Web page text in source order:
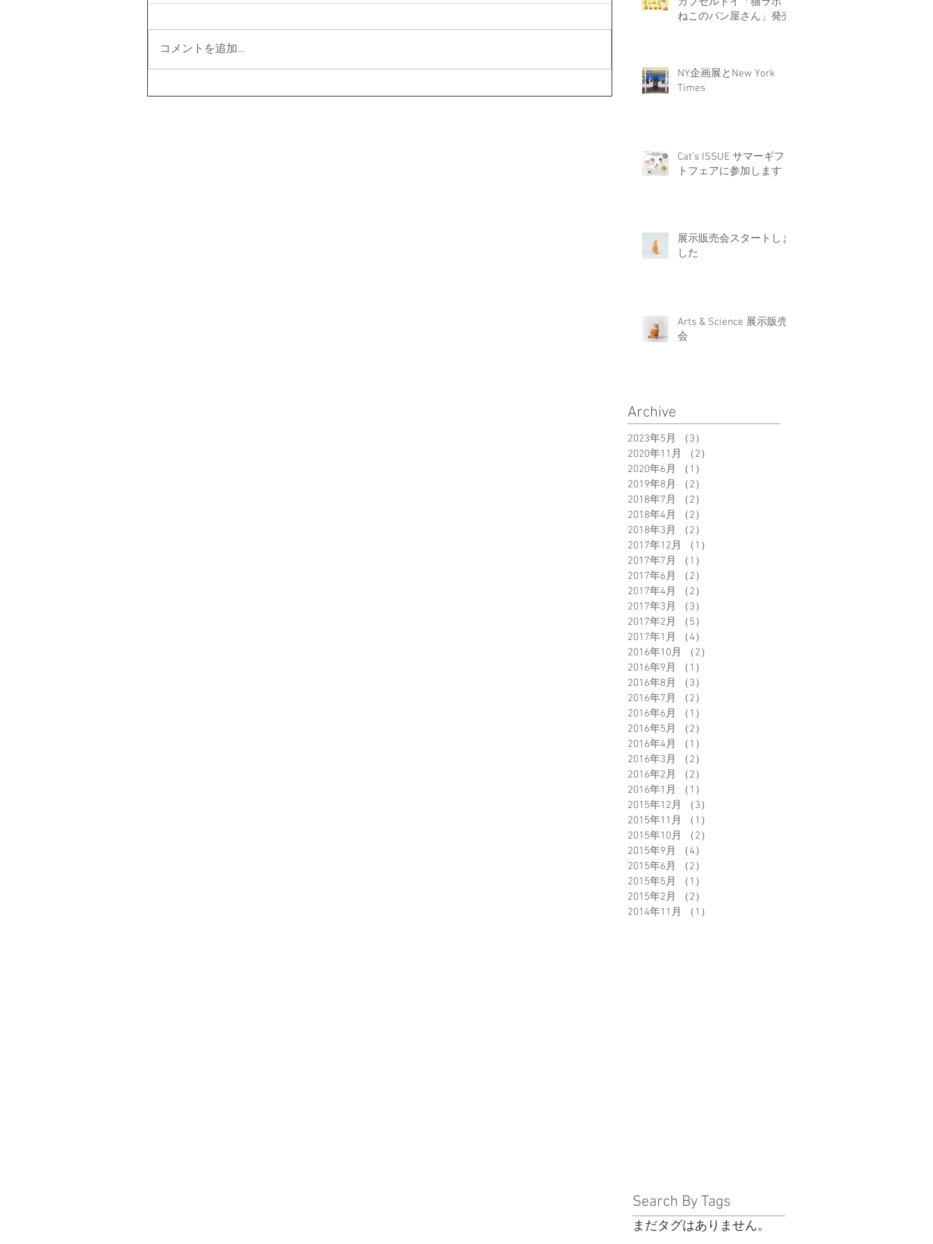
コメントを追加…
ねこのパン屋さん」発売
NY企画展とNew York
Times
Cat's ISSUE サマーギフ
トフェアに参加します
展示販売会スタートしま
した
Arts & Science 展示販売
会
Archive
2023年5月 （3）
2020年11月
（2）
2020年6月
（1）
2019年8月
（2）
2018年7月
（2）
2018年4月
（2）
2018年3月
（2）
2017年12月
（1）
2017年7月
（1）
2017年6月
（2）
2017年4月
（2）
2017年3月
（3）
2017年2月
（5）
2017年1月
（4）
2016年10月
（2）
2016年9月
（1）
2016年8月
（3）
2016年7月
（2）
2016年6月
（1）
2016年5月
（2）
2016年4月
（1）
2016年3月
（2）
2016年2月
（2）
2016年1月
（1）
2015年12月
（3）
2015年11月
（1）
2015年10月
（2）
2015年9月
（4）
2015年6月
（2）
2015年5月
（1）
2015年2月
（2）
2014年11月
（1）
Search By Tags
まだタグはありません。